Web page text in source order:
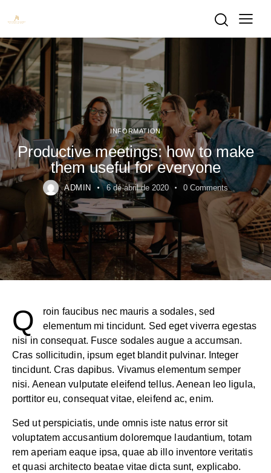
INFORMATION
Productive meetings: how to make
them useful for everyone
ADMIN 6 de abril de 2020 0 Comments
Q
roin faucibus nec mauris a sodales, sed
elementum mi tincidunt. Sed eget viverra egestas
nisi in consequat. Fusce sodales augue a accumsan.
Cras sollicitudin, ipsum eget blandit pulvinar. Integer
tincidunt. Cras dapibus. Vivamus elementum semper
nisi. Aenean vulputate eleifend tellus. Aenean leo ligula,
porttitor eu, consequat vitae, eleifend ac, enim.
Sed ut perspiciatis, unde omnis iste natus error sit
voluptatem accusantium doloremque laudantium, totam
rem aperiam eaque ipsa, quae ab illo inventore veritatis
et quasi architecto beatae vitae dicta sunt, explicabo.